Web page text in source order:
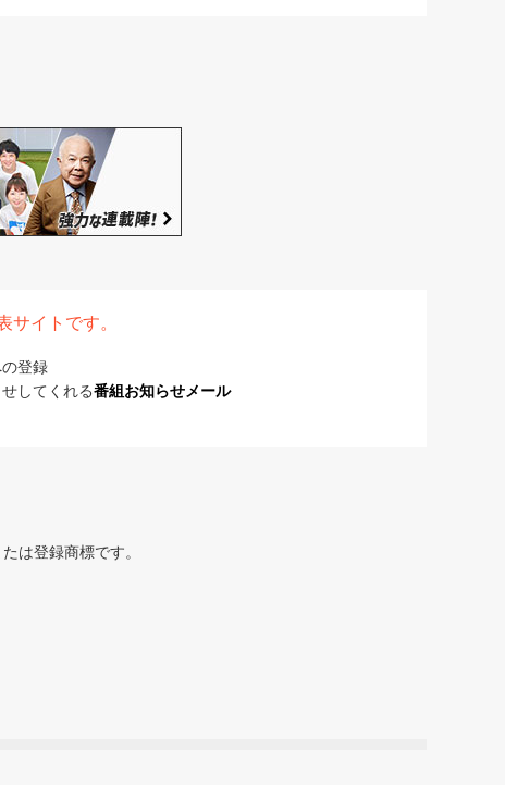
サイトです。
登録
してくれる番組お知らせメール
は登録商標です。